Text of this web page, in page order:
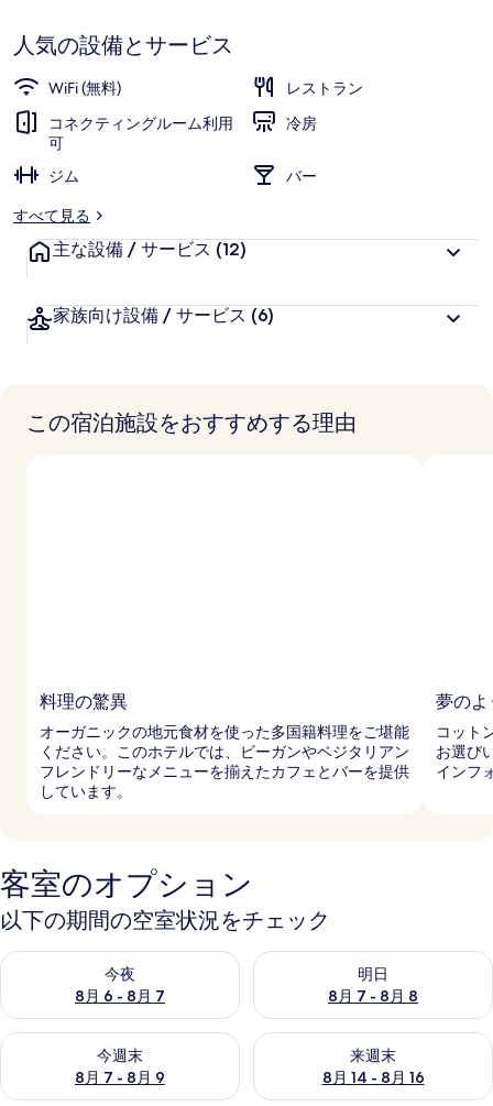
真
ギ
ャ
リ
ー
す
人気の設備とサービス
WiFi (無料)
レストラン
コネクティングルーム利用
可
冷房
ジム
バー
すべて見る
主な設備 / サービス (12)
家族向け設備 / サービス (6)
この宿泊施設をおすすめする理由
料理の驚異
オーガニックの地元食材を使った多国籍料理をご堪能
ください。このホテルでは、ビーガンやベジタリアン
フレンドリーなメニューを揃えたカフェとバーを提供
しています。
夢のよ
コット
お選び
インフ
客室のオプション
以下の期間の空室状況をチェック
今夜
8月 6 - 8月 7
今夜 8月 6 - 8月 7 の空室状況をチェック
明日
8月 7 - 8月 8
明日 8月 7 - 8月 8 の空室状況
今週末
8月 7 - 8月 9
今週末 8月 7 - 8月 9 の空室状況をチェック
来週末
8月 14 - 8月 16
来週末 8月 14 - 8月 16 の空室